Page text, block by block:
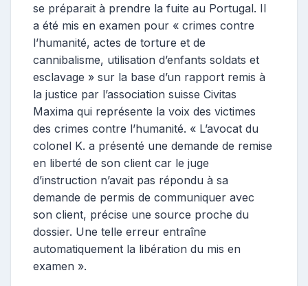
se préparait à prendre la fuite au Portugal. Il
a été mis en examen pour « crimes contre
l’humanité, actes de torture et de
cannibalisme, utilisation d’enfants soldats et
esclavage » sur la base d’un rapport remis à
la justice par l’association suisse Civitas
Maxima qui représente la voix des victimes
des crimes contre l’humanité. « L’avocat du
colonel K. a présenté une demande de remise
en liberté de son client car le juge
d’instruction n’avait pas répondu à sa
demande de permis de communiquer avec
son client, précise une source proche du
dossier. Une telle erreur entraîne
automatiquement la libération du mis en
examen ».